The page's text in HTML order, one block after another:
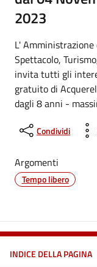
2023
L'
Spettacolo,
invita tutti gli
gratuito di
dagli 8 anni -
Condividi
Argomenti
Tempo libero
INDICE DELLA PAGINA